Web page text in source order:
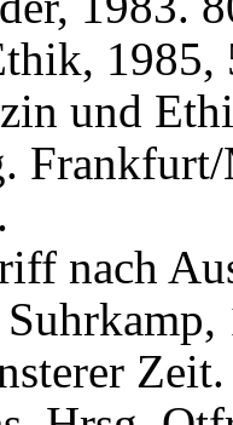
1985,
und
nach